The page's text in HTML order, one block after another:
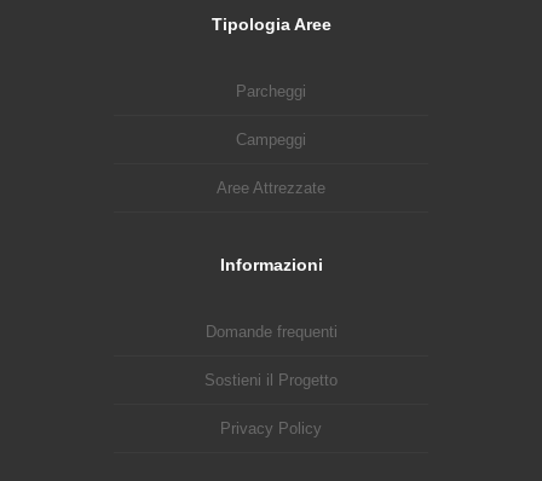
Tipologia Aree
Parcheggi
Campeggi
Aree Attrezzate
Informazioni
Domande frequenti
Sostieni il Progetto
Privacy Policy